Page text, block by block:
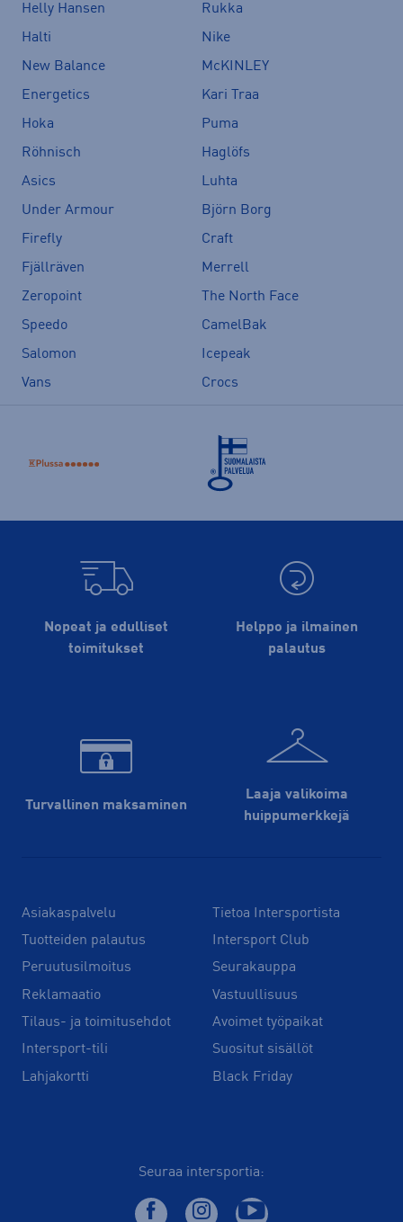
Helly Hansen
Rukka
Halti
Nike
New Balance
McKINLEY
Energetics
Kari Traa
Hoka
Puma
Röhnisch
Haglöfs
Asics
Luhta
Under Armour
Björn Borg
Firefly
Craft
Fjällräven
Merrell
Zeropoint
The North Face
Speedo
CamelBak
Salomon
Icepeak
Vans
Crocs
Nopeat ja edulliset
toimitukset
Helppo ja ilmainen
palautus
Turvallinen maksaminen
Laaja valikoima
huippu­merkkejä
Asiakaspalvelu
Tuotteiden palautus
Peruutusilmoitus
Reklamaatio
Tilaus- ja toimitusehdot
Intersport-tili
Lahjakortti
Tietoa Intersportista
Intersport Club
Seurakauppa
Vastuullisuus
Avoimet työpaikat
Suositut sisällöt
Black Friday
Seuraa intersportia: